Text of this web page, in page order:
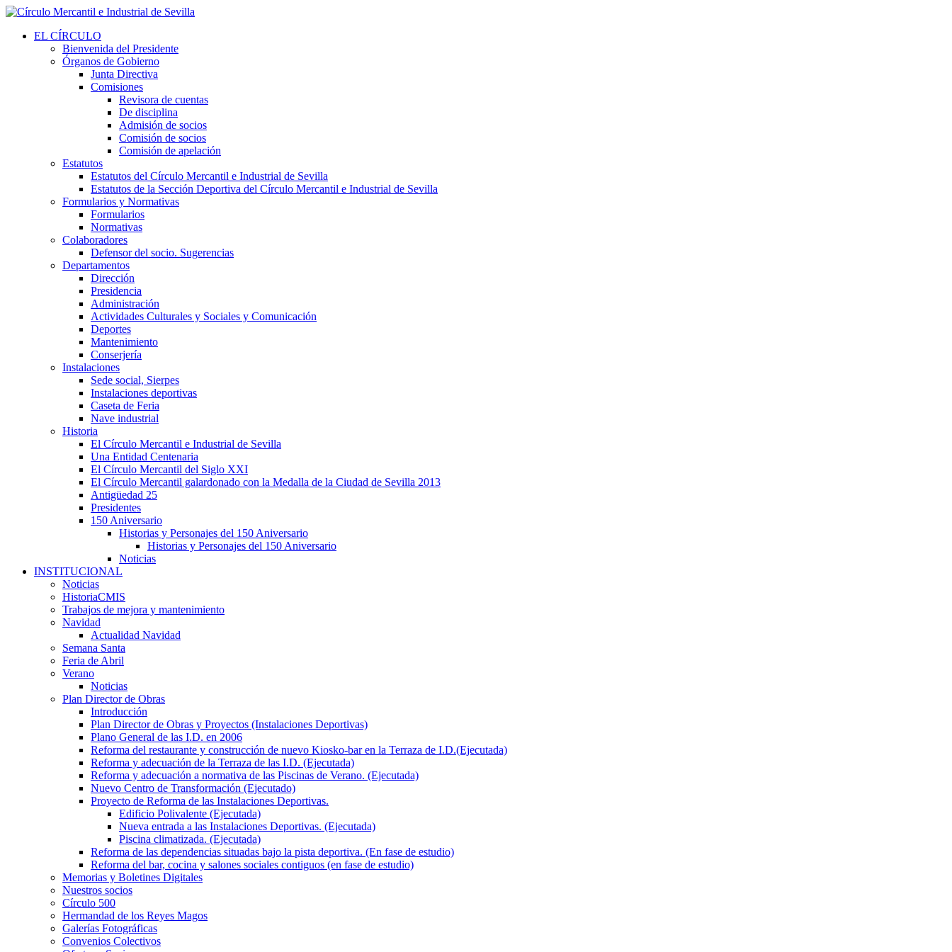
EL CÍRCULO
Bienvenida del Presidente
Órganos de Gobierno
Junta Directiva
Comisiones
Revisora de cuentas
De disciplina
Admisión de socios
Comisión de socios
Comisión de apelación
Estatutos
Estatutos del Círculo Mercantil e Industrial de Sevilla
Estatutos de la Sección Deportiva del Círculo Mercantil e Industrial de Sevilla
Formularios y Normativas
Formularios
Normativas
Colaboradores
Defensor del socio. Sugerencias
Departamentos
Dirección
Presidencia
Administración
Actividades Culturales y Sociales y Comunicación
Deportes
Mantenimiento
Conserjería
Instalaciones
Sede social, Sierpes
Instalaciones deportivas
Caseta de Feria
Nave industrial
Historia
El Círculo Mercantil e Industrial de Sevilla
Una Entidad Centenaria
El Círculo Mercantil del Siglo XXI
El Círculo Mercantil galardonado con la Medalla de la Ciudad de Sevilla 2013
Antigüedad 25
Presidentes
150 Aniversario
Historias y Personajes del 150 Aniversario
Historias y Personajes del 150 Aniversario
Noticias
INSTITUCIONAL
Noticias
HistoriaCMIS
Trabajos de mejora y mantenimiento
Navidad
Actualidad Navidad
Semana Santa
Feria de Abril
Verano
Noticias
Plan Director de Obras
Introducción
Plan Director de Obras y Proyectos (Instalaciones Deportivas)
Plano General de las I.D. en 2006
Reforma del restaurante y construcción de nuevo Kiosko-bar en la Terraza de I.D.(Ejecutada)
Reforma y adecuación de la Terraza de las I.D. (Ejecutada)
Reforma y adecuación a normativa de las Piscinas de Verano. (Ejecutada)
Nuevo Centro de Transformación (Ejecutado)
Proyecto de Reforma de las Instalaciones Deportivas.
Edificio Polivalente (Ejecutada)
Nueva entrada a las Instalaciones Deportivas. (Ejecutada)
Piscina climatizada. (Ejecutada)
Reforma de las dependencias situadas bajo la pista deportiva. (En fase de estudio)
Reforma del bar, cocina y salones sociales contiguos (en fase de estudio)
Memorias y Boletines Digitales
Nuestros socios
Círculo 500
Hermandad de los Reyes Magos
Galerías Fotográficas
Convenios Colectivos